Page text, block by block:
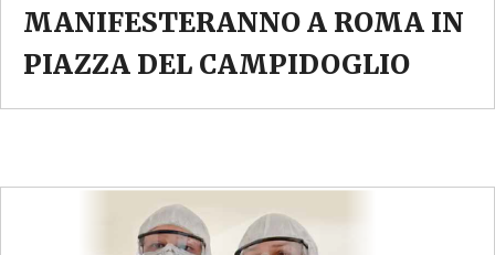
MANIFESTERANNO A ROMA IN
PIAZZA DEL CAMPIDOGLIO